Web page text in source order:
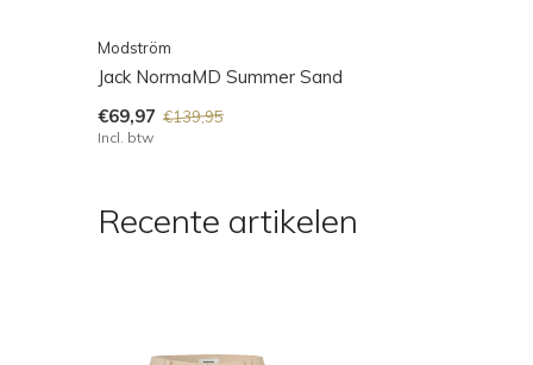
Modström
Jack NormaMD Summer Sand
€69,97 €139,95
Incl. btw
Recente artikelen